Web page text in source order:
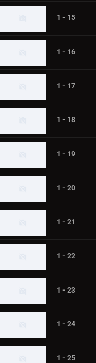
1 - 15
1 - 16
1 - 17
1 - 18
1 - 19
1 - 20
1 - 21
1 - 22
1 - 23
1 - 24
1 - 25